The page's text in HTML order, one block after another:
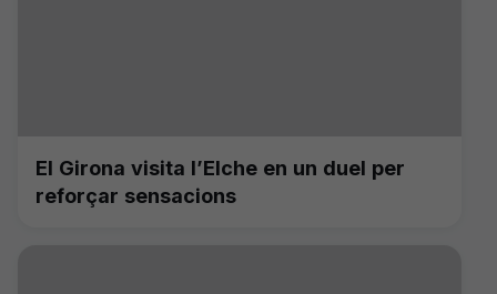
El Girona visita l’Elche en un duel per
reforçar sensacions